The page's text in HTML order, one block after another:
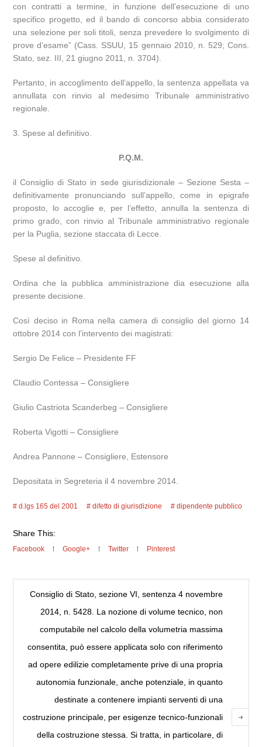
con contratti a termine, in funzione dell’esecuzione di uno
specifico progetto, ed il bando di concorso abbia considerato
una selezione per soli titoli, senza prevedere lo svolgimento di
prove d’esame” (Cass. SSUU, 15 gennaio 2010, n. 529; Cons.
Stato, sez. III, 21 giugno 2011, n. 3704).
Pertanto, in accoglimento dell’appello, la sentenza appellata va
annullata con rinvio al medesimo Tribunale amministrativo
regionale.
3. Spese al definitivo.
P.Q.M.
il Consiglio di Stato in sede giurisdizionale – Sezione Sesta –
definitivamente pronunciando sull’appello, come in epigrafe
proposto, lo accoglie e, per l’effetto, annulla la sentenza di
primo grado, con rinvio al Tribunale amministrativo regionale
per la Puglia, sezione staccata di Lecce.
Spese al definitivo.
Ordina che la pubblica amministrazione dia esecuzione alla
presente decisione.
Così deciso in Roma nella camera di consiglio del giorno 14
ottobre 2014 con l’intervento dei magistrati:
Sergio De Felice – Presidente FF
Claudio Contessa – Consigliere
Giulio Castriota Scanderbeg – Consigliere
Roberta Vigotti – Consigliere
Andrea Pannone – Consigliere, Estensore
Depositata in Segreteria il 4 novembre 2014.
d.lgs 165 del 2001 difetto di giurisdizione dipendente pubblico
Share This:
Facebook Google+ Twitter Pinterest
Consiglio di Stato, sezione VI, sentenza 4 novembre
2014, n. 5428. La nozione di volume tecnico, non
computabile nel calcolo della volumetria massima
consentita, può essere applicata solo con riferimento
ad opere edilizie completamente prive di una propria
autonomia funzionale, anche potenziale, in quanto
destinate a contenere impianti serventi di una
costruzione principale, per esigenze tecnico-funzionali
della costruzione stessa. Si tratta, in particolare, di